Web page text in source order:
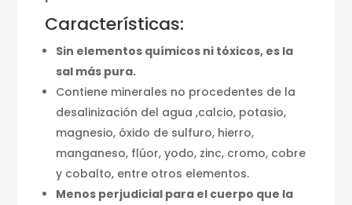
Características:
Sin elementos químicos ni tóxicos, es la
sal más pura.
Contiene minerales no procedentes de la
desalinización del agua ,calcio, potasio,
magnesio, óxido de sulfuro, hierro,
manganeso, flúor, yodo, zinc, cromo, cobre
y cobalto, entre otros elementos.
Menos perjudicial para el cuerpo que la